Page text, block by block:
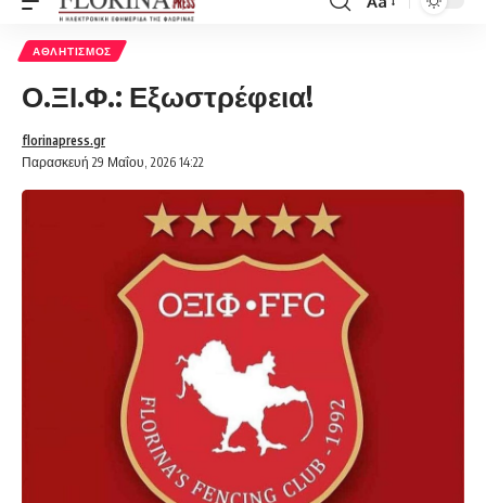
Font
ΑΘΛΗΤΙΣΜΌΣ
Ο.ΞΙ.Φ.: Εξωστρέφεια!
Παρασκευή 29 Μαΐου, 2026 14:22
florinapress.gr